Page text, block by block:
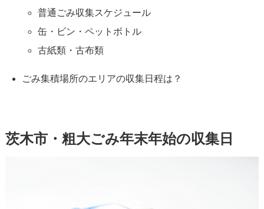
普通ごみ収集スケジュール
缶・ビン・ペットボトル
古紙類・古布類
ごみ集積場所のエリアの収集日程は？
茨木市・粗大ごみ年末年始の収集日